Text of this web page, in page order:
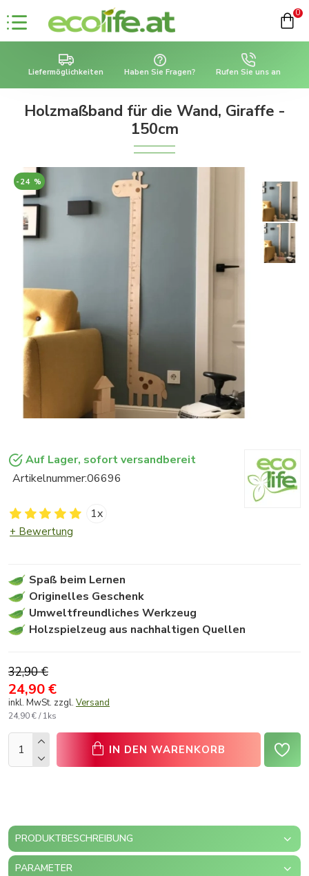
0
Liefermöglichkeiten Haben Sie Fragen? Rufen Sie uns an
Holzmaßband für die Wand, Giraffe -
150cm
-24 %
24,90 €
32,90 €
inkl. MwSt. zzgl. Versand
24,90 € / 1ks
Auf Lager, sofort versandbereit
Artikelnummer:06696
1x
+ Bewertung
Spaß beim Lernen
Originelles Geschenk
Umweltfreundliches Werkzeug
Holzspielzeug aus nachhaltigen Quellen
IN DEN WARENKORB
PRODUKTBESCHREIBUNG
PARAMETER